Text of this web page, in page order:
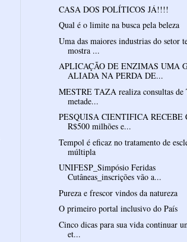
CASA DOS POLÍTICOS JÁ!!!!
Qual é o limite na busca pela beleza
Uma das maiores industrias do setor
mostra ...
APLICAÇÃO DE ENZIMAS UMA
ALIADA NA PERDA DE...
MESTRE TAZA realiza consultas de
metade...
PESQUISA CIENTIFICA RECEBE
R$500 milhões e...
Tempol é eficaz no tratamento de
múltipla
UNIFESP_Simpósio Feridas
Cutâneas_inscrições vão a...
Pureza e frescor vindos da natureza
O primeiro portal inclusivo do País
Cinco dicas para sua vida continuar
et...